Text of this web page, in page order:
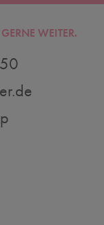
WEITER.